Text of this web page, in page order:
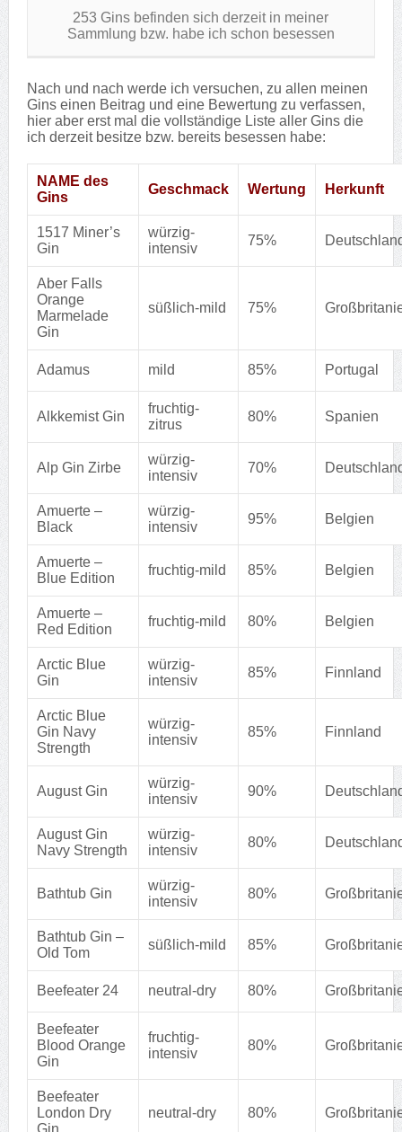
253 Gins befinden sich derzeit in meiner
Sammlung bzw. habe ich schon besessen
Nach und nach werde ich versuchen, zu allen meinen
Gins einen Beitrag und eine Bewertung zu verfassen,
hier aber erst mal die vollständige Liste aller Gins die
ich derzeit besitze bzw. bereits besessen habe:
NAME des
Gins
Geschmack Wertung Herkunft
1517 Miner’s
Gin
würzig-
intensiv
75%
Aber Falls
Orange
Marmelade
Gin
süßlich-mild 75%
Adamus mild 85% Portugal
Alkkemist Gin
fruchtig-
zitrus
80% Spanien
Alp Gin Zirbe
würzig-
intensiv
70%
Amuerte –
Black
würzig-
intensiv
95% Belgien
Amuerte –
Blue Edition
fruchtig-mild 85% Belgien
Amuerte –
Red Edition
fruchtig-mild 80% Belgien
Arctic Blue
Gin
würzig-
intensiv
85% Finnland
Arctic Blue
Gin Navy
Strength
würzig-
intensiv
85% Finnland
August Gin
würzig-
intensiv
90%
August Gin
Navy Strength
würzig-
intensiv
80%
Bathtub Gin
würzig-
intensiv
80%
Bathtub Gin –
Old Tom
süßlich-mild 85%
Beefeater 24 neutral-dry 80%
Beefeater
Blood Orange
Gin
fruchtig-
intensiv
80%
Beefeater
London Dry
Gin
neutral-dry 80%